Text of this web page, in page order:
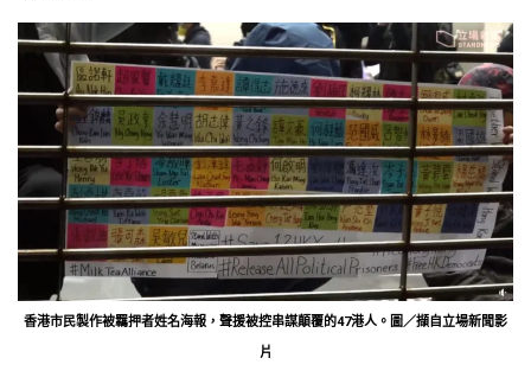
香港市民製作被羈押者姓名海報，聲援被控串謀顛覆的47港人。圖／擷自立場新聞影
片